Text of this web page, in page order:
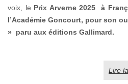
voix, le Prix Arverne 2025 à
l’Académie Goncourt, pour son
» paru aux éditions Gallimard.
Lire